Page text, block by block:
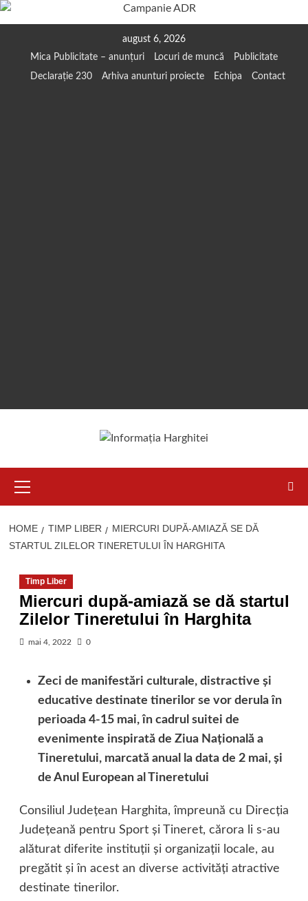
august 6, 2026
Mica Publicitate – anunțuri
Locuri de muncă
Publicitate
Declarație 230
Arhiva anunturi proiecte Echipa Contact
Menu
HOME TIMP LIBER
MIERCURI DUPĂ-AMIAZĂ SE DĂ
STARTUL ZILELOR TINERETULUI ÎN HARGHITA
Timp Liber
Miercuri după-amiază se dă startul
Zilelor Tineretului în Harghita
mai 4, 2022 0
Zeci de manifestări culturale, distractive şi
educative destinate tinerilor se vor derula în
perioada 4-15 mai, în cadrul suitei de
evenimente inspirată de Ziua Naţională a
Tineretului, marcată anual la data de 2 mai, şi
de Anul European al Tineretului
Consiliul Judeţean Harghita, împreună cu Direcţia
Judeţeană pentru Sport şi Tineret, cărora li s-au
alăturat diferite instituţii şi organizaţii locale, au
pregătit şi în acest an diverse activităţi atractive
destinate tinerilor.